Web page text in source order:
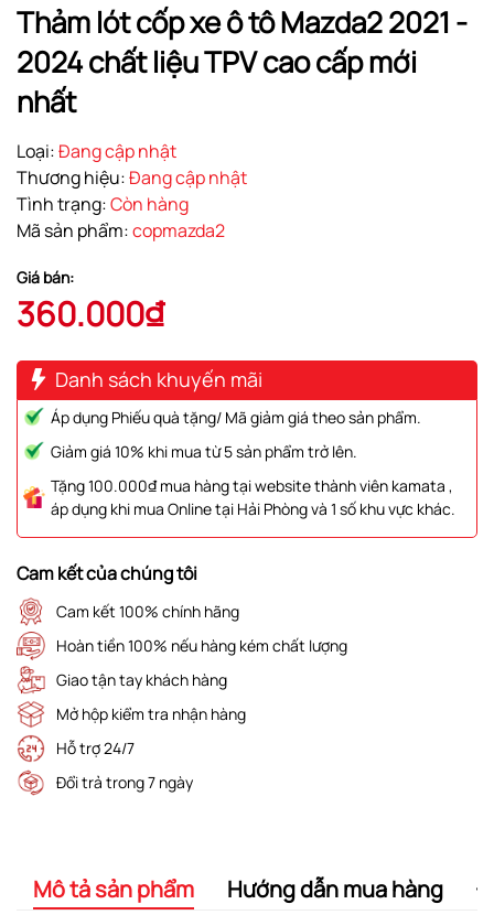
Thảm lót cốp xe ô tô Mazda2 2021 -
2024 chất liệu TPV cao cấp mới
nhất
Loại:Đang cập nhật
Thương hiệu:Đang cập nhật
Tình trạng:Còn hàng
Mã sản phẩm:copmazda2
Giá bán:
360.000₫
Danh sách khuyến mãi
Áp dụng Phiếu quà tặng/ Mã giảm giá theo sản phẩm.
Giảm giá 10% khi mua từ 5 sản phẩm trở lên.
Tặng 100.000₫ mua hàng tại website thành viên kamata ,
áp dụng khi mua Online tại Hải Phòng và 1 số khu vực khác.
Cam kết của chúng tôi
Cam kết 100% chính hãng
Hoàn tiền 100% nếu hàng kém chất lượng
Giao tận tay khách hàng
Mở hộp kiểm tra nhận hàng
Hỗ trợ 24/7
Đổi trả trong 7 ngày
Mô tả sản phẩm Hướng dẫn mua hàng